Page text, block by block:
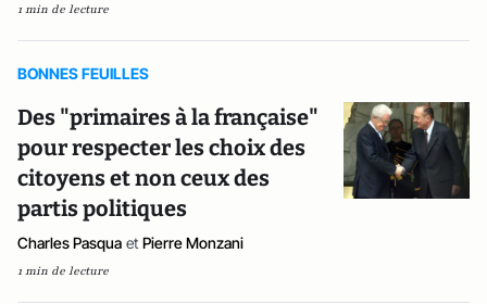
1 min de lecture
BONNES FEUILLES
Des "primaires à la française"
pour respecter les choix des
citoyens et non ceux des
partis politiques
Charles Pasqua et Pierre Monzani
1 min de lecture